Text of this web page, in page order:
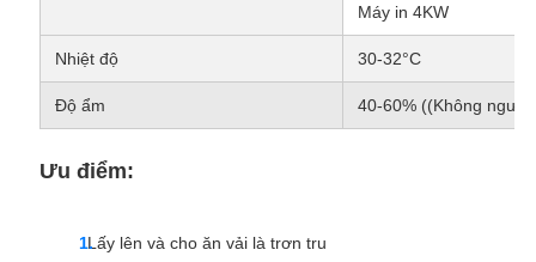
Máy in 4KW
Nhiệt độ 30-32°C
Độ ẩm 40-60% ((Không
Ưu điểm:
Lấy lên và cho ăn vải là trơn tru